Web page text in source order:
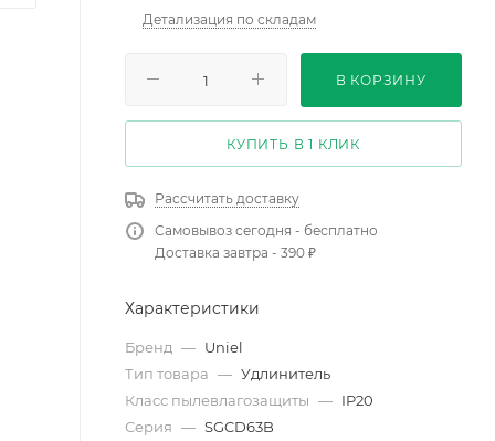
Детализация по складам
В КОРЗИНУ
КУПИТЬ В 1 КЛИК
Рассчитать доставку
Самовывоз сегодня - бесплатно
Доставка завтра - 390 ₽
Характеристики
Бренд — Uniel
Тип товара — Удлинитель
Класс пылевлагозащиты — IP20
Серия — SGCD63B